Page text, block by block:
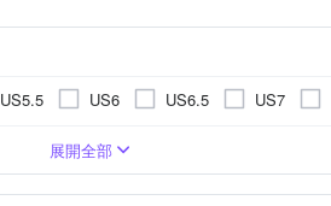
US5.5 US6 US6.5 US7
US12.5
EU41 EU42 EU43 EU44
棒壘球鞋 籃球鞋
展開全部